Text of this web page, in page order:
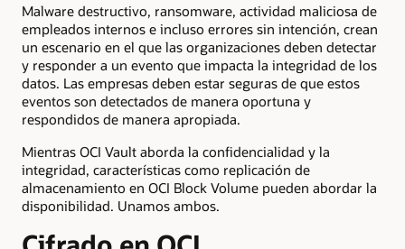
Malware destructivo, ransomware, actividad maliciosa de
empleados internos e incluso errores sin intención, crean
un escenario en el que las organizaciones deben detectar
y responder a un evento que impacta la integridad de los
datos. Las empresas deben estar seguras de que estos
eventos son detectados de manera oportuna y
respondidos de manera apropiada.
Mientras OCI Vault aborda la confidencialidad y la
integridad, características como replicación de
almacenamiento en OCI Block Volume pueden abordar la
disponibilidad. Unamos ambos.